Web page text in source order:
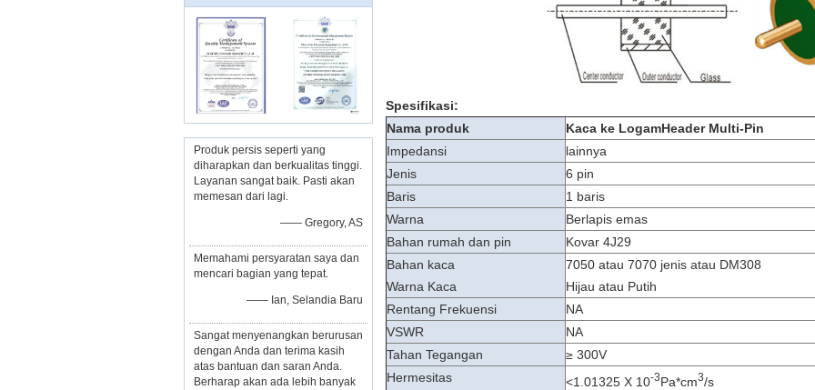
Produk persis seperti yang
diharapkan dan berkualitas tinggi.
Layanan sangat baik. Pasti akan
memesan dari lagi.
—— Gregory, AS
Memahami persyaratan saya dan
mencari bagian yang tepat.
—— Ian, Selandia Baru
Sangat menyenangkan berurusan
dengan Anda dan terima kasih
atas bantuan dan saran Anda.
Berharap akan ada lebih banyak
Spesifikasi:
Nama produk
Kaca ke LogamHeader Multi-Pin
Impedansi
lainnya
Jenis
6 pin
Baris
1 baris
Warna
Berlapis emas
Bahan rumah dan pin
Kovar 4J29
Bahan kaca
Warna Kaca
7050 atau 7070 jenis atau DM308
Hijau atau Putih
Rentang Frekuensi
NA
VSWR
NA
Tahan Tegangan
≥ 300V
Hermesitas
<1.01325 X 10-3Pa*cm3/s